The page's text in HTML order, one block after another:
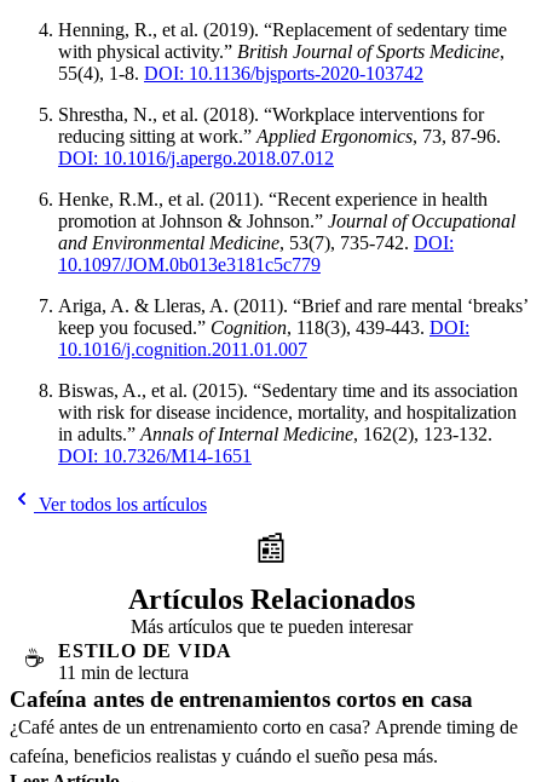
Henning, R., et al. (2019). “Replacement of sedentary time
with physical activity.” British Journal of Sports Medicine,
55(4), 1-8. DOI: 10.1136/bjsports-2020-103742
Shrestha, N., et al. (2018). “Workplace interventions for
reducing sitting at work.” Applied Ergonomics, 73, 87-96.
DOI: 10.1016/j.apergo.2018.07.012
Henke, R.M., et al. (2011). “Recent experience in health
promotion at Johnson & Johnson.” Journal of Occupational
and Environmental Medicine, 53(7), 735-742. DOI:
10.1097/JOM.0b013e3181c5c779
Ariga, A. & Lleras, A. (2011). “Brief and rare mental ‘breaks’
keep you focused.” Cognition, 118(3), 439-443. DOI:
10.1016/j.cognition.2011.01.007
Biswas, A., et al. (2015). “Sedentary time and its association
with risk for disease incidence, mortality, and hospitalization
in adults.” Annals of Internal Medicine, 162(2), 123-132.
DOI: 10.7326/M14-1651
Ver todos los artículos
📰
Artículos Relacionados
Más artículos que te pueden interesar
☕
ESTILO DE VIDA
11 min de lectura
Cafeína antes de entrenamientos cortos en casa
¿Café antes de un entrenamiento corto en casa? Aprende timing de
cafeína, beneficios realistas y cuándo el sueño pesa más.